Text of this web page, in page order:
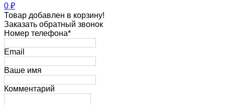
0 ₽
Товар добавлен в корзину!
Заказать обратный звонок
Номер телефона*
Email
Ваше имя
Комментарий